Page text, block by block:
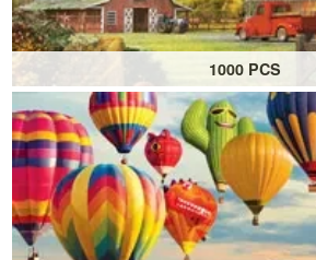
1000 PCS
Puzzles de 1000
Un classique divertissant pour